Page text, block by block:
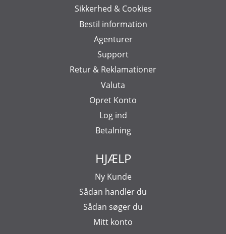
Sikkerhed & Cookies
Bestil information
Agenturer
Support
Retur & Reklamationer
Valuta
Opret Konto
Log ind
Betalning
HJÆLP
Ny Kunde
Sådan handler du
Sådan søger du
Mitt konto